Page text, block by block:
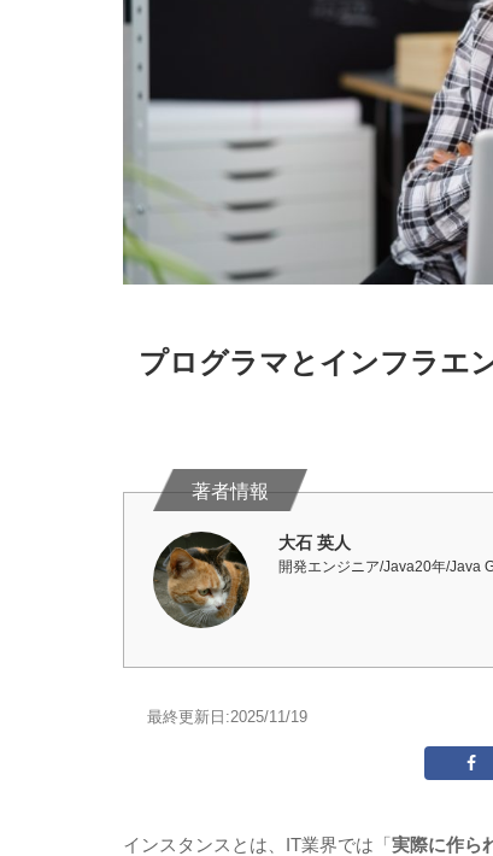
プログラマとインフラエ
大石 英人
開発エンジニア/Java20年/Java
最終更新日:2025/11/19
インスタンスとは、 IT業界では「実際に作ら